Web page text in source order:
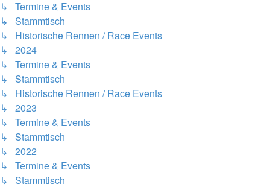
↳ Termine & Events
↳ Stammtisch
↳ Historische Rennen / Race Events
↳ 2024
↳ Termine & Events
↳ Stammtisch
↳ Historische Rennen / Race Events
↳ 2023
↳ Termine & Events
↳ Stammtisch
↳ 2022
↳ Termine & Events
↳ Stammtisch